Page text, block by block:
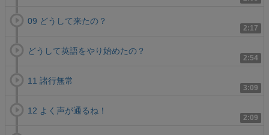
2:17
09 どうして来たの？
2:54
どうして英語をやり始めたの？
3:09
11 諸行無常
2:09
12 よく声が通るね！